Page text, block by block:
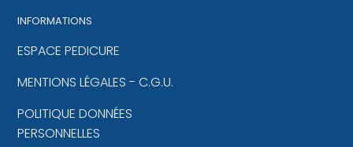
INFORMATIONS
ESPACE PEDICURE
MENTIONS LÉGALES - C.G.U.
POLITIQUE DONNÉES
PERSONNELLES